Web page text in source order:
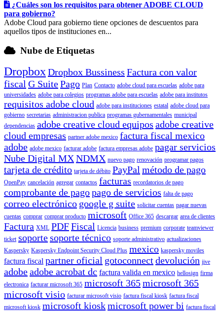
¿Cuáles son los requisitos para obtener ADOBE CLOUD
para gobierno?
Adobe Cloud para gobierno tiene opciones de descuentos para
aquellos tipos de instituciones en...
Nube de Etiquetas
DropboxDropbox Bussiness Factura con valor
fiscal G SuitePago Plan Contacto adobe cloud para escuelas adobe para
universidades adobe para colegios programas adobe para escuelas adobe para institutos
requisitos adobe cloud adobe para instituciones estatal adobe cloud para
gobierno secretarias administracion publica programas gubernamentales municipal
dependencias adobe creative cloud equipos adobe creative
cloud empresas partner adobe mexico factura fiscal mexico
adobe adobe mexico facturar adobe factura empresas adobe pagar servicios
Nube Digital MXNDMX nuevo pago renovación programar pagos
tarjeta de crédito tarjeta de débito PayPal método de pago
OpenPay cancelación agregar contactos facturas recordatorios de pago
comprobante de pagopago de servicios falta de pago
correo electrónico google g suite solicitar cuentas pagar nuevas
cuentas comprar comprar producto microsoft Office 365 descargar area de clientes
Factura XML PDFFiscal Licencia business premium corporate teamviewer
ticket soportesoporte técnico soporte administrativo actualizaciones
Kaspersky Kaspersky Endpoint Security Cloud Plus mexico kaspersky moviles
factura fiscal partner oficial gotoconnectdevolución jive
adobeadobe acrobat dc factura valida en mexico hellosign firma
electronica facturar microsoft 365 microsoft 365microsoft 365
microsoft visio facturar microsoft visio factura fiscal kiosk factura fiscal
microsoft kiosk microsoft kioskmicrosoft power bi factura fiscal